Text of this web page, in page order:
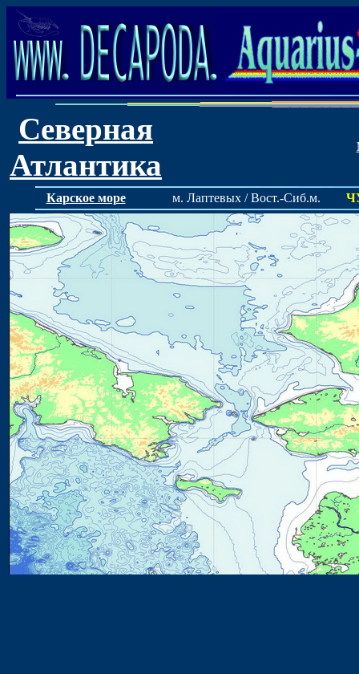
Северная
Атлантика
Карское море м. Лаптевых / Вост.-Сиб.м.